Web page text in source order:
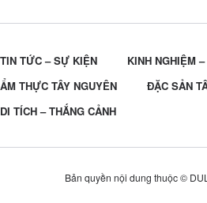
TIN TỨC – SỰ KIỆN
KINH NGHIỆM
ẨM THỰC TÂY NGUYÊN
ĐẶC SẢN
DI TÍCH – THẮNG CẢNH
Bản quyền nội dung thuộc ©